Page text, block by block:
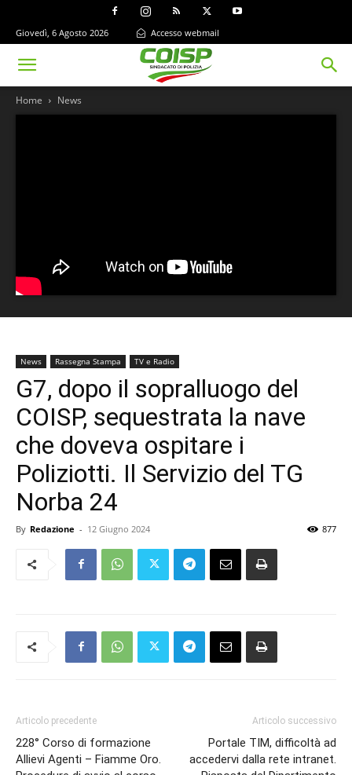
Giovedì, 6 Agosto 2026 Accesso webmail
Home News
News Rassegna Stampa TV e Radio
G7, dopo il sopralluogo del
COISP, sequestrata la nave
che doveva ospitare i
Poliziotti. Il Servizio del TG
Norba 24
By Redazione - 12 Giugno 2024 877
Articolo precedente
228° Corso di formazione
Allievi Agenti – Fiamme Oro.
Articolo successivo
Portale TIM, difficoltà ad
accedervi dalla rete intranet.